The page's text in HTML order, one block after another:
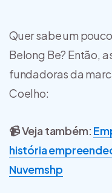
Quer sabe um
Belong Be? Então,
fundadoras da
Coelho:
📹 Veja também:
história
Nuvemshp